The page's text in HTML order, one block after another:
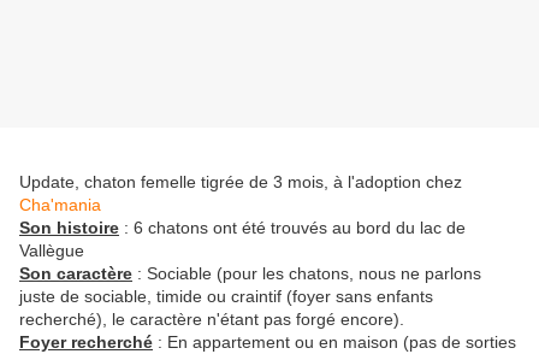
Update, chaton femelle tigrée de 3 mois, à l'adoption chez
Cha'mania
Son histoire : 6 chatons ont été trouvés au bord du lac de
Vallègue
Son caractère : Sociable (pour les chatons, nous ne parlons
juste de sociable, timide ou craintif (foyer sans enfants
recherché), le caractère n'étant pas forgé encore).
Foyer recherché : En appartement ou en maison (pas de sorties